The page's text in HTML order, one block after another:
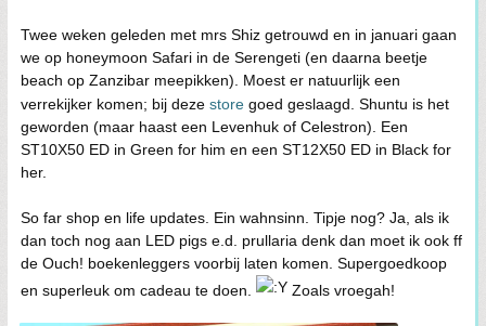
Twee weken geleden met mrs Shiz getrouwd en in januari gaan
we op honeymoon Safari in de Serengeti (en daarna beetje
beach op Zanzibar meepikken). Moest er natuurlijk een
verrekijker komen; bij deze store goed geslaagd. Shuntu is het
geworden (maar haast een Levenhuk of Celestron). Een
ST10X50 ED in Green for him en een ST12X50 ED in Black for
her.
So far shop en life updates. Ein wahnsinn. Tipje nog? Ja, als ik
dan toch nog aan LED pigs e.d. prullaria denk dan moet ik ook ff
de Ouch! boekenleggers voorbij laten komen. Supergoedkoop
en superleuk om cadeau te doen.
Zoals vroegah!